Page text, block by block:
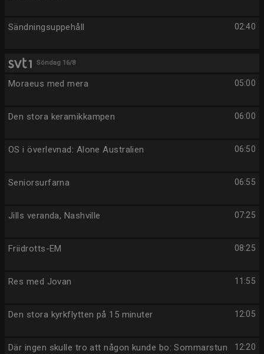
02:40
Sändningsuppehåll
Söndag 16/8
05:00
Moraeus med mera
06:00
Den stora keramikkampen
06:50
OS i överlevnad: Alone Australien
06:55
Seniorsurfarna
07:25
Jills veranda, Nashville
08:25
Friidrotts-EM
11:55
Res med Jovan
12:05
Den stora kyrkflytten på 15 minuter
12:20
Där ingen skulle tro att någon kunde bo: Sommarstun